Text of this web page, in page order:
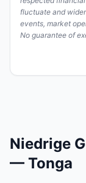
fluctuate and
events, market
No guarantee of
Niedrige
— Tonga